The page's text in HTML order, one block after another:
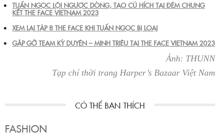
TUẤN NGỌC LỘI NGƯỢC DÒNG, TẠO CÚ HÍCH TẠI ĐÊM CHUNG
KẾT THE FACE VIETNAM 2023
XEM LẠI TẬP 8 THE FACE KHI TUẤN NGỌC BỊ LOẠI
GẶP GỠ TEAM KỲ DUYÊN – MINH TRIỆU TẠI THE FACE VIETNAM 2023
Ảnh: THUNN
Tạp chí thời trang Harper’s Bazaar Việt Nam
FASHION